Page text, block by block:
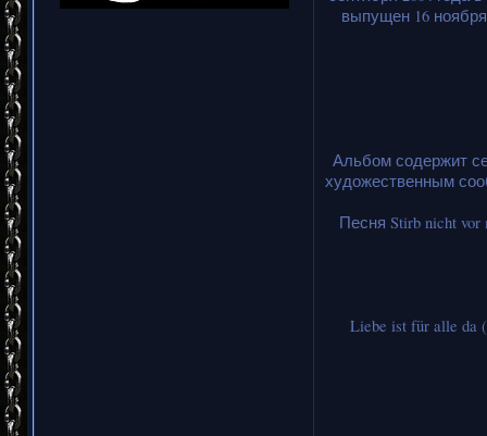
выпущен 16
Альбом содержит
художественным
Песня Stirb nicht
Liebe ist für alle